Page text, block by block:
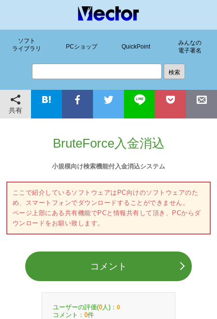
ソフト
ライブラリ
PCショップ QuickPoint
みんなの
電子署名
共有
BruteForce入金消込
小規模向け検索機能付入金消込システム
ここで紹介しているソフトウェアはPC向けのソフトウェアのた
め、スマートフォンでダウンロードすることができません。
ページ上部にある共有機能でPCと情報共有して頂き、PCからダ
ウンロードをお願い致します。
コメント
ユーザーの評価(0 人)： 0
コメント： 0件